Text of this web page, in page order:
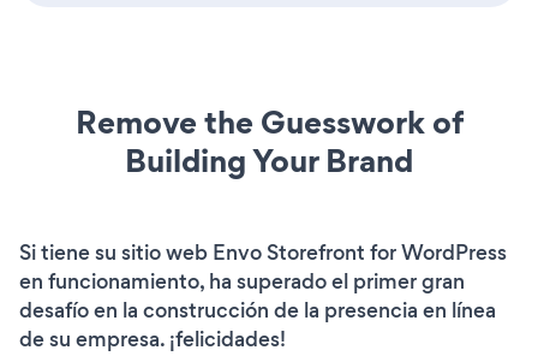
Remove the Guesswork of
Building Your Brand
Si tiene su sitio web Envo Storefront for WordPress
en funcionamiento, ha superado el primer gran
desafío en la construcción de la presencia en línea
de su empresa. ¡felicidades!